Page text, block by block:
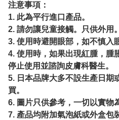
注意事項：
1. 此為平行進口產品。
2. 請勿讓兒童接觸。只供外用。
3. 使用時避開眼部，如不慎入
4. 使用時，如果出現紅腫，腫
停止使用並諮詢皮膚科醫生。
5. 日本品牌大多不設生產日期
買。
6. 圖片只供參考，一切以實物
7. 產品均附加氣泡紙或外盒包